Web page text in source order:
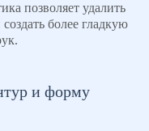
позволяет удалить
более гладкую
и форму